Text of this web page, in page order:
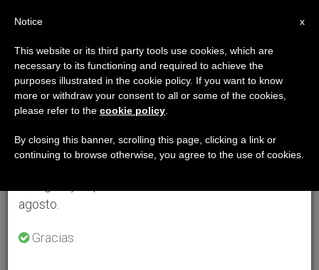
×
Aviso importante
Del 27 de julio al 7 de agosto haremos la pausa
anual, aprovechando que en el periodo de verano
se generan menos informaciones y también el
agosto.
Gracias.
x
Notice
This website or its third party tools use cookies, which are
necessary to its functioning and required to achieve the
purposes illustrated in the cookie policy. If you want to know
more or withdraw your consent to all or some of the cookies,
please refer to the cookie policy
By closing this banner, scrolling this page, clicking a link or
continuing to browse otherwise, you agree to the use of cookies.